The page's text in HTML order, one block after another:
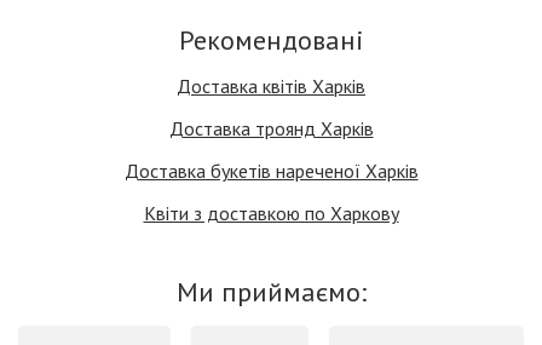
Рекомендовані
Доставка квітів Харків
Доставка троянд Харків
Доставка букетів нареченої Харків
Квіти з доставкою по Харкову
Ми приймаємо: